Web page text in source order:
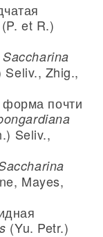
(P. et R.)
Saccharina
Seliv., Zhig.,
почти
Seliv.,
Mayes,
(Yu. Petr.)